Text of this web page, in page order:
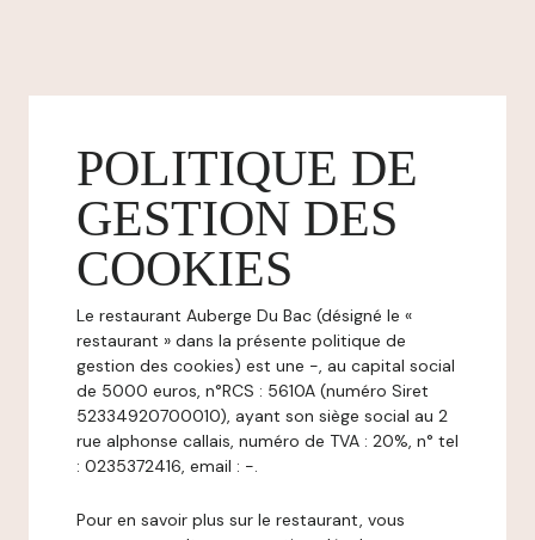
POLITIQUE DE
GESTION DES
COOKIES
Le restaurant Auberge Du Bac (désigné le «
restaurant » dans la présente politique de
gestion des cookies) est une -, au capital social
de 5000 euros, n°RCS : 5610A (numéro Siret
52334920700010), ayant son siège social au 2
rue alphonse callais, numéro de TVA : 20%, n° tel
: 0235372416, email : -.
Pour en savoir plus sur le restaurant, vous